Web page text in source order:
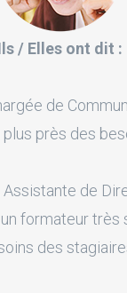
/ Elles ont dit :
de
près des
Assistante de
formateur très
des